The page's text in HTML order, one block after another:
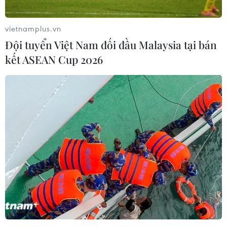
Mãn nhãn dàn xe tăng đội Việt
Nam bắn hiệu chỉnh vũ khí tại Army
Games
20/08/2021 01:21
Trong những ngày qua, Đội tuyển Xe tăng Quân đội
nhân dân Việt Nam đã nhanh chóng tiếp cận và làm
quen khí tài nhằm chuẩn bị tốt nhất cho các ngày thi
đấu.
vietnamplus.vn
Đội tuyển Việt Nam đối đầu Malaysia tại bán
kết ASEAN Cup 2026